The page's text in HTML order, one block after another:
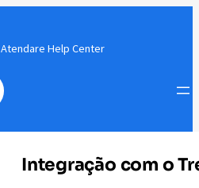
Atendare Help Center
Integração com o